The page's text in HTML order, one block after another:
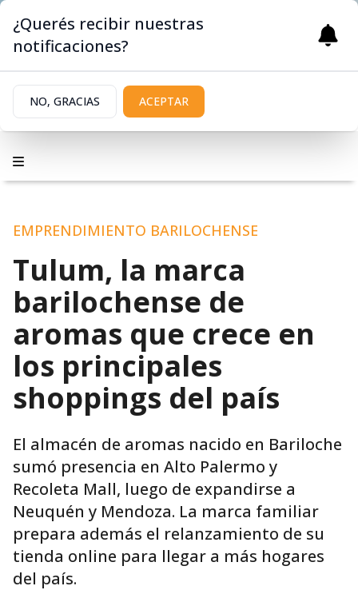
EMPRENDIMIENTO BARILOCHENSE
Tulum, la marca
barilochense de
aromas que crece en
los principales
shoppings del país
El almacén de aromas nacido en Bariloche
sumó presencia en Alto Palermo y
Recoleta Mall, luego de expandirse a
Neuquén y Mendoza. La marca familiar
prepara además el relanzamiento de su
tienda online para llegar a más hogares
del país.
¿Querés recibir nuestras
notificaciones?
NO, GRACIAS ACEPTAR